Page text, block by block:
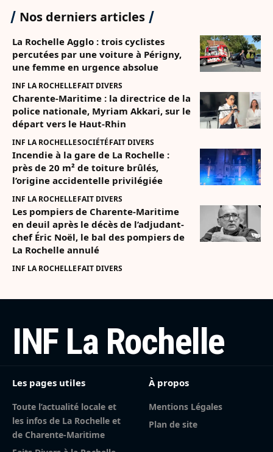
Nos derniers articles
La Rochelle Agglo : trois cyclistes
percutées par une voiture à Périgny,
une femme en urgence absolue
INF LA ROCHELLEFAIT DIVERS
Charente-Maritime : la directrice de la
police nationale, Myriam Akkari, sur le
départ vers le Haut-Rhin
INF LA ROCHELLESOCIÉTÉFAIT DIVERS
Incendie à la gare de La Rochelle :
près de 20 m² de toiture brûlés,
l’origine accidentelle privilégiée
INF LA ROCHELLEFAIT DIVERS
Les pompiers de Charente-Maritime
en deuil après le décès de l’adjudant-
chef Éric Noël, le bal des pompiers de
La Rochelle annulé
INF LA ROCHELLEFAIT DIVERS
INF La Rochelle
Les pages utiles
Toute l’actualité locale et
les infos de La Rochelle et
de Charente-Maritime
À propos
Mentions Légales
Plan de site